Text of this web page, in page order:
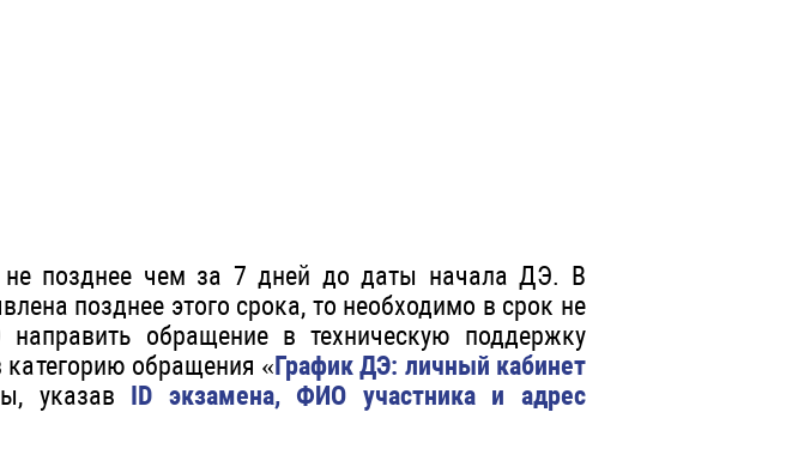
не позднее чем за 7 дней до даты начала ДЭ. В
позднее этого срока, то необходимо в срок не
обращение в техническую поддержку
обращения « График ДЭ: личный кабинет
указав
ID экзамена, ФИО участника и адрес